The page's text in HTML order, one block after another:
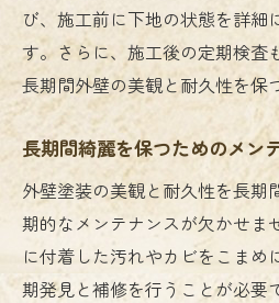
び、施工前に下地の状態を詳細
す。さらに、施工後の定期検査
長期間外壁の美観と耐久性を保
長期間綺麗を保つためのメン
外壁塗装の美観と耐久性を長期
期的なメンテナンスが欠かせま
に付着した汚れやカビをこまめ
期発見と補修を行うことが必要